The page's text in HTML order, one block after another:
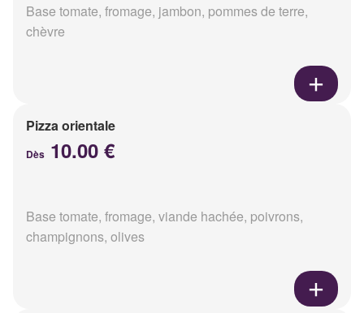
Base tomate, fromage, jambon, pommes de terre,
chèvre
Pizza orientale
Dès 10.00 €
Base tomate, fromage, viande hachée, poivrons,
champignons, olives